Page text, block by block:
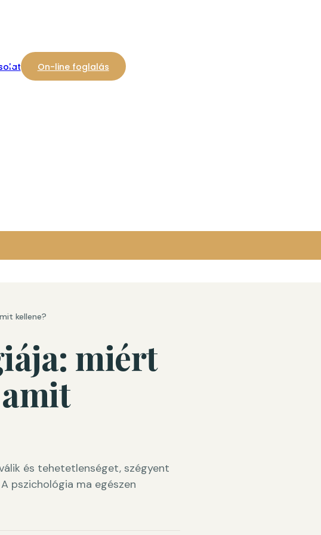
On-line foglalás
kellene?
miért
és tehetetlenséget, szégyent
pszichológia ma egészen